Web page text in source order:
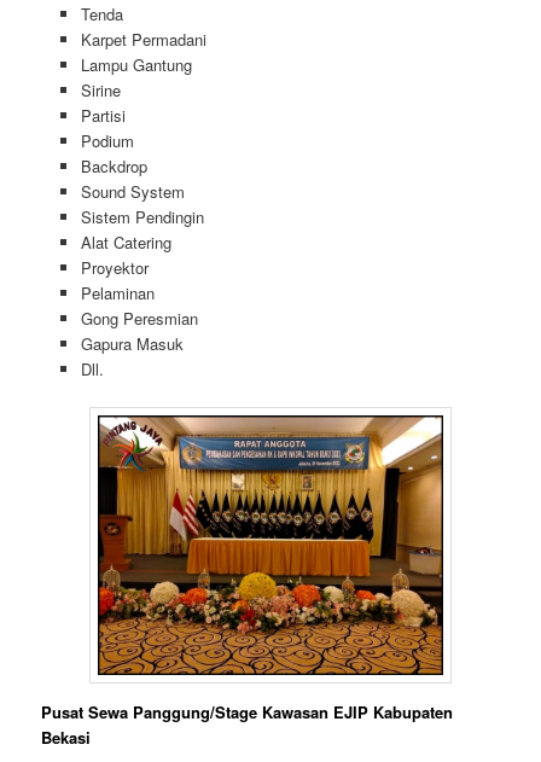
Tenda
Karpet Permadani
Lampu Gantung
Sirine
Partisi
Podium
Backdrop
Sound System
Sistem Pendingin
Alat Catering
Proyektor
Pelaminan
Gong Peresmian
Gapura Masuk
Dll.
Pusat Sewa Panggung/Stage Kawasan EJIP Kabupaten
Bekasi